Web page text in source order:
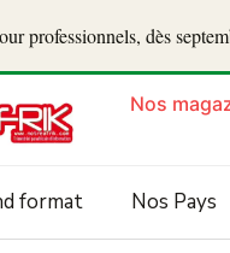
professionnels, dès
Nos
format Nos Pays